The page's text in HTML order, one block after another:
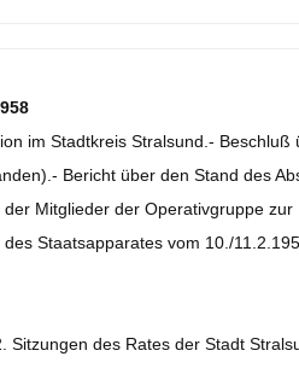
im Stadtkreis Stralsund.-
Bericht über den Stand des
Mitglieder der Operativgruppe
Staatsapparates vom 10./
Sitzungen des Rates der Stadt